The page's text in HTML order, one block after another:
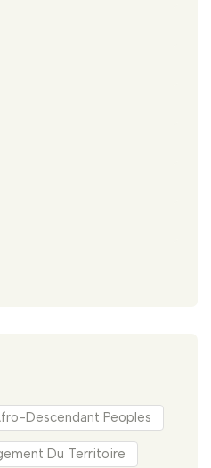
Descendant Peoples
Du Territoire